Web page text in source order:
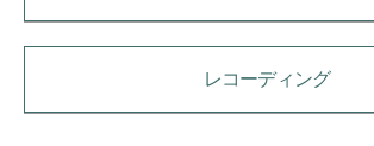
レコーディング